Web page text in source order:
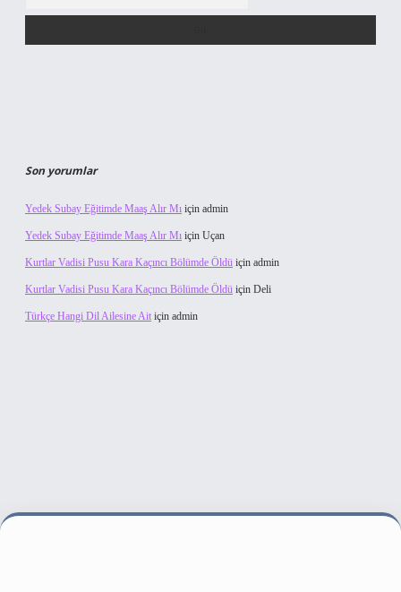
Son yorumlar
Yedek Subay Eğitimde Maaş Alır Mı için admin
Yedek Subay Eğitimde Maaş Alır Mı için Uçan
Kurtlar Vadisi Pusu Kara Kaçıncı Bölümde Öldü için admin
Kurtlar Vadisi Pusu Kara Kaçıncı Bölümde Öldü için Deli
Türkçe Hangi Dil Ailesine Ait için admin